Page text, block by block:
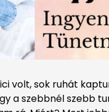
volt, sok ruhát
a szebbnél szebb